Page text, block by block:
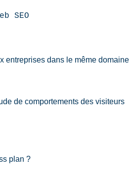
SEO
entreprises dans le même domaine
de comportements des visiteurs
plan ?